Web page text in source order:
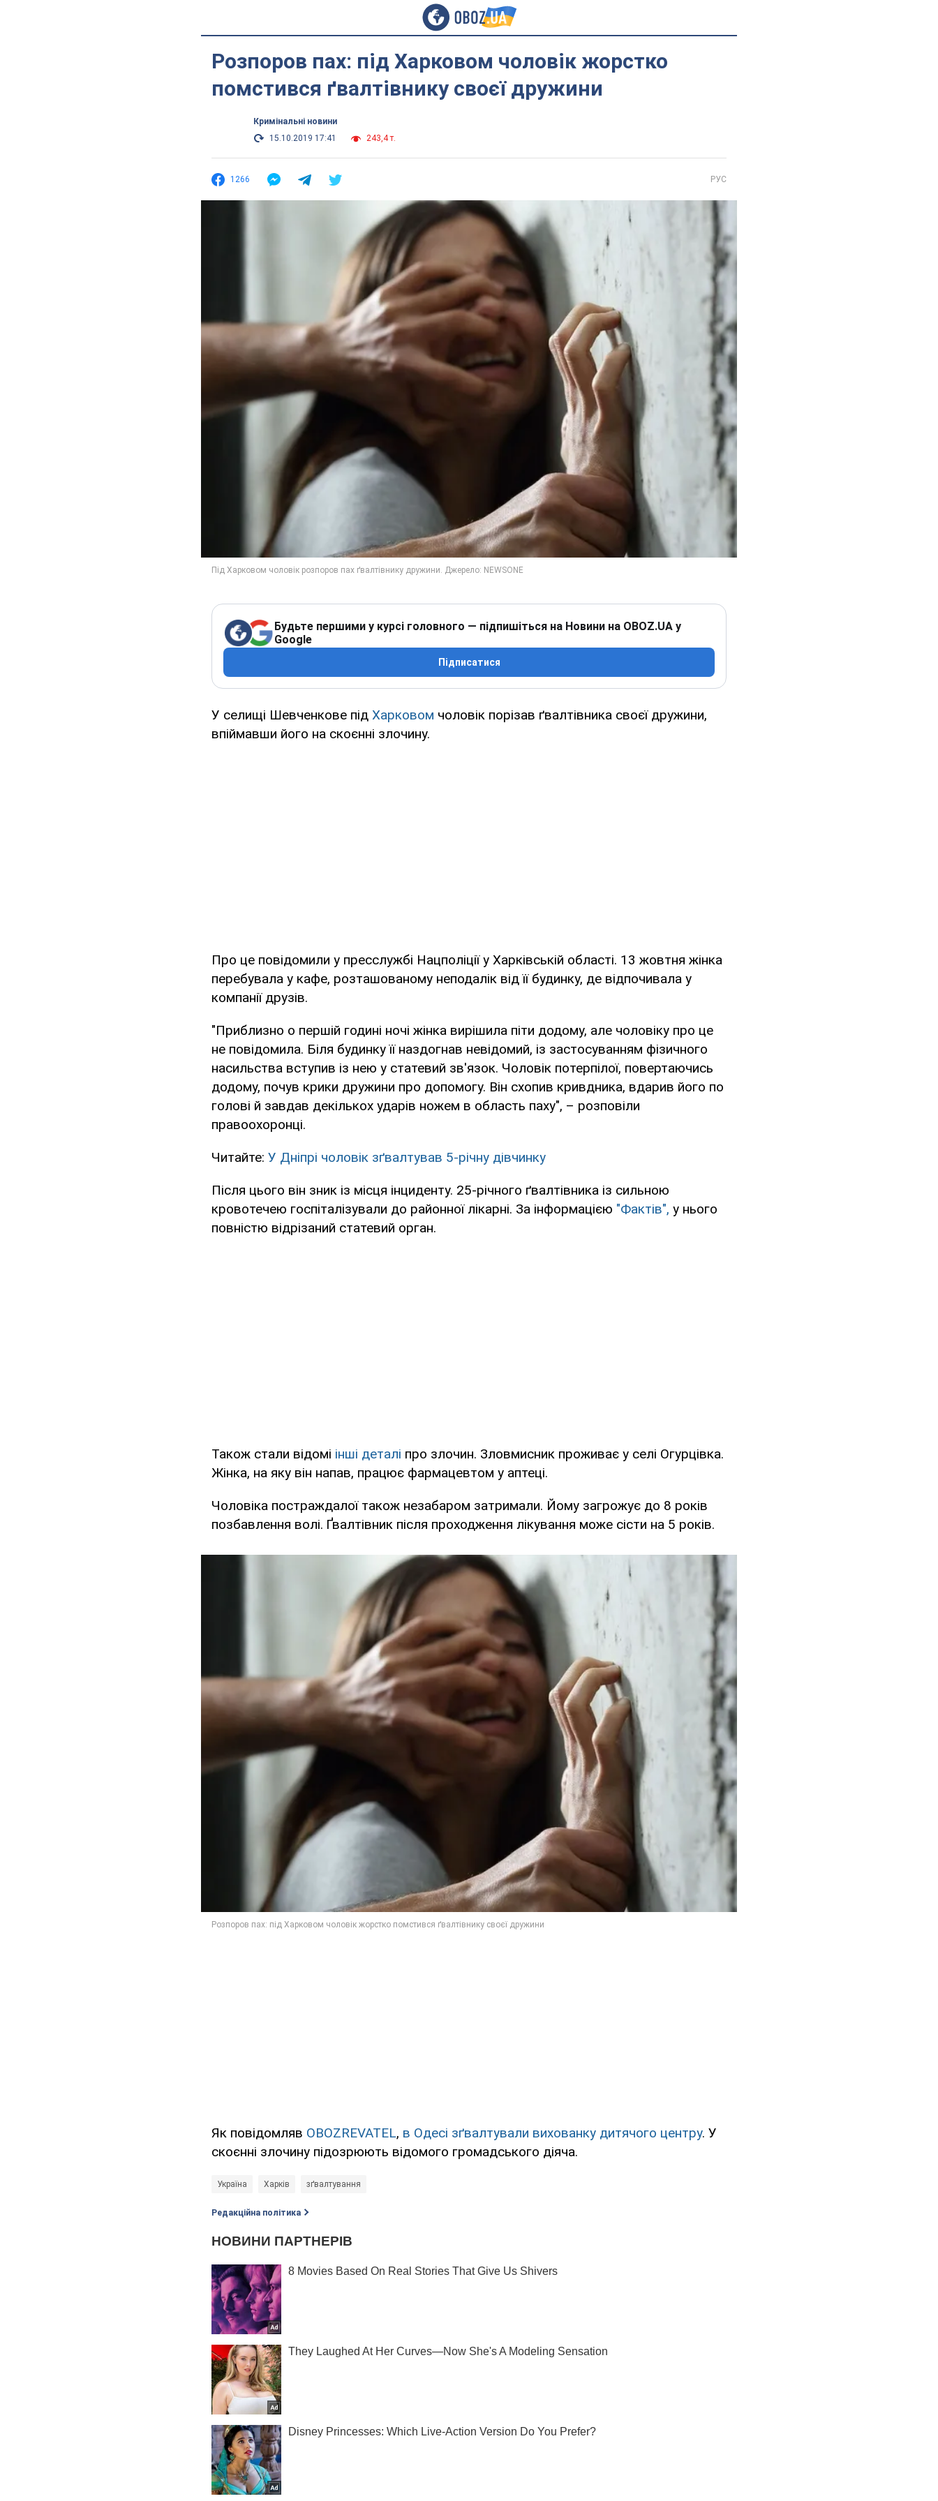
Розпоров пах: під Харковом чоловік жорстко
помстився ґвалтівнику своєї дружини
Кримінальні новини
15.10.2019 17:41
243,4 т.
1266 РУС
Будьте першими у курсі головного — підпишіться на Новини на OBOZ.UA у
Google
Підписатися
У селищі Шевченкове під Харковом чоловік порізав ґвалтівника своєї дружини,
впіймавши його на скоєнні злочину.
Про це повідомили у пресслужбі Нацполіції у Харківській області. 13 жовтня жінка
перебувала у кафе, розташованому неподалік від її будинку, де відпочивала у
компанії друзів.
"Приблизно о першій годині ночі жінка вирішила піти додому, але чоловіку про це
не повідомила. Біля будинку її наздогнав невідомий, із застосуванням фізичного
насильства вступив із нею у статевий зв'язок. Чоловік потерпілої, повертаючись
додому, почув крики дружини про допомогу. Він схопив кривдника, вдарив його по
голові й завдав декількох ударів ножем в область паху", – розповіли
правоохоронці.
Читайте: У Дніпрі чоловік зґвалтував 5-річну дівчинку
Після цього він зник із місця інциденту. 25-річного ґвалтівника із сильною
кровотечею госпіталізували до районної лікарні. За інформацією "Фактів", у нього
повністю відрізаний статевий орган.
Також стали відомі інші деталі про злочин. Зловмисник проживає у селі Огурцівка.
Жінка, на яку він напав, працює фармацевтом у аптеці.
Чоловіка постраждалої також незабаром затримали. Йому загрожує до 8 років
позбавлення волі. Ґвалтівник після проходження лікування може сісти на 5 років.
Як повідомляв OBOZREVATEL, в Одесі зґвалтували вихованку дитячого центру. У
скоєнні злочину підозрюють відомого громадського діяча.
Україна Харків зґвалтування
Редакційна політика